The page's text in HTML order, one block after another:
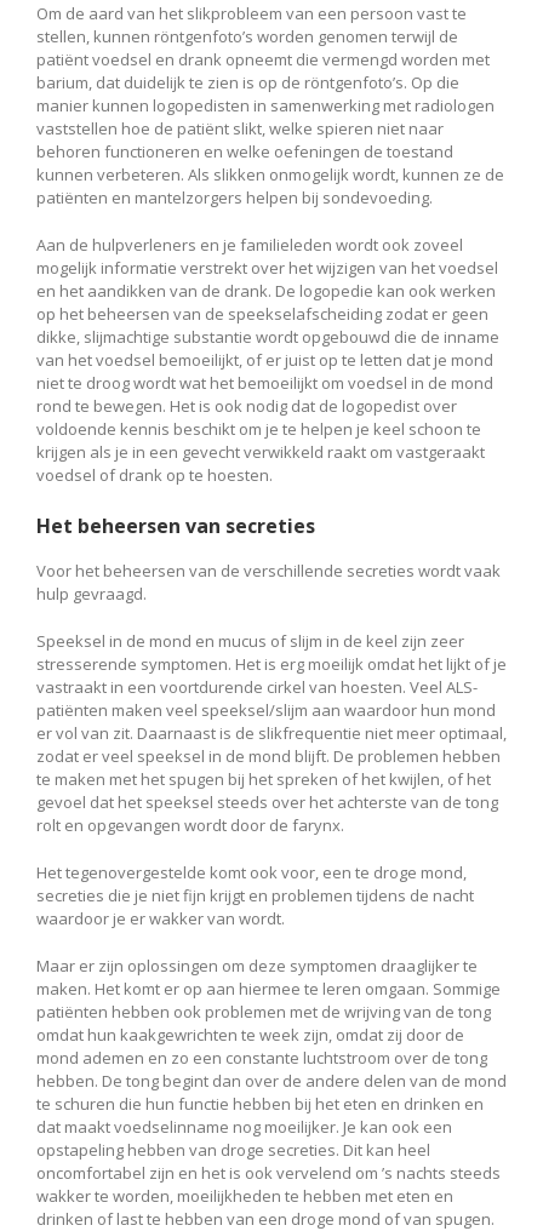
Om de aard van het slikprobleem van een persoon vast te
stellen, kunnen röntgenfoto’s worden genomen terwijl de
patiënt voedsel en drank opneemt die vermengd worden met
barium, dat duidelijk te zien is op de röntgenfoto’s. Op die
manier kunnen logopedisten in samenwerking met radiologen
vaststellen hoe de patiënt slikt, welke spieren niet naar
behoren functioneren en welke oefeningen de toestand
kunnen verbeteren. Als slikken onmogelijk wordt, kunnen ze de
patiënten en mantelzorgers helpen bij sondevoeding.
Aan de hulpverleners en je familieleden wordt ook zoveel
mogelijk informatie verstrekt over het wijzigen van het voedsel
en het aandikken van de drank. De logopedie kan ook werken
op het beheersen van de speekselafscheiding zodat er geen
dikke, slijmachtige substantie wordt opgebouwd die de inname
van het voedsel bemoeilijkt, of er juist op te letten dat je mond
niet te droog wordt wat het bemoeilijkt om voedsel in de mond
rond te bewegen. Het is ook nodig dat de logopedist over
voldoende kennis beschikt om je te helpen je keel schoon te
krijgen als je in een gevecht verwikkeld raakt om vastgeraakt
voedsel of drank op te hoesten.
Het beheersen van secreties
Voor het beheersen van de verschillende secreties wordt vaak
hulp gevraagd.
Speeksel in de mond en mucus of slijm in de keel zijn zeer
stresserende symptomen. Het is erg moeilijk omdat het lijkt of je
vastraakt in een voortdurende cirkel van hoesten. Veel ALS-
patiënten maken veel speeksel/slijm aan waardoor hun mond
er vol van zit. Daarnaast is de slikfrequentie niet meer optimaal,
zodat er veel speeksel in de mond blijft. De problemen hebben
te maken met het spugen bij het spreken of het kwijlen, of het
gevoel dat het speeksel steeds over het achterste van de tong
rolt en opgevangen wordt door de farynx.
Het tegenovergestelde komt ook voor, een te droge mond,
secreties die je niet fijn krijgt en problemen tijdens de nacht
waardoor je er wakker van wordt.
Maar er zijn oplossingen om deze symptomen draaglijker te
maken. Het komt er op aan hiermee te leren omgaan. Sommige
patiënten hebben ook problemen met de wrijving van de tong
omdat hun kaakgewrichten te week zijn, omdat zij door de
mond ademen en zo een constante luchtstroom over de tong
hebben. De tong begint dan over de andere delen van de mond
te schuren die hun functie hebben bij het eten en drinken en
dat maakt voedselinname nog moeilijker. Je kan ook een
opstapeling hebben van droge secreties. Dit kan heel
oncomfortabel zijn en het is ook vervelend om ’s nachts steeds
wakker te worden, moeilijkheden te hebben met eten en
drinken of last te hebben van een droge mond of van spugen.